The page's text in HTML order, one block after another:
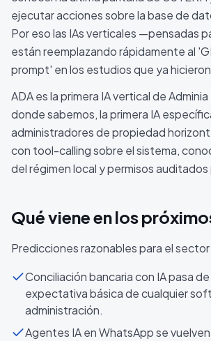
ejecutar acciones sobre la base de
Por eso las IAs verticales —pensadas
están reemplazando rápidamente al
prompt' en los estudios que ya
ADA es la primera IA vertical de
donde sabemos, la primera IA
administradores de propiedad
con tool-calling sobre el sistema,
del régimen local y permisos auditados
Qué viene en los
Predicciones razonables para el
Conciliación bancaria con IA pasa
expectativa básica de cualquier
administración.
Agentes IA en WhatsApp se